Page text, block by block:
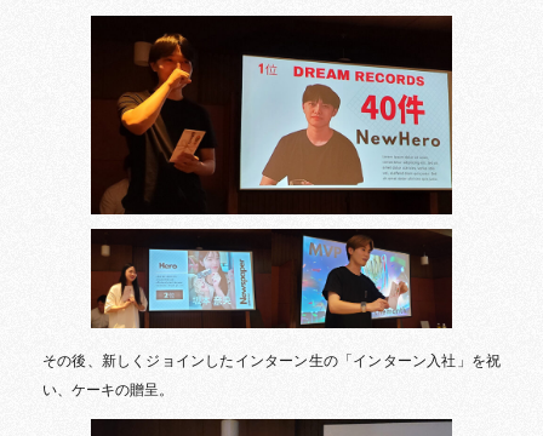
その後、新しくジョインしたインターン生の「インターン入社」を祝
い、ケーキの贈呈。